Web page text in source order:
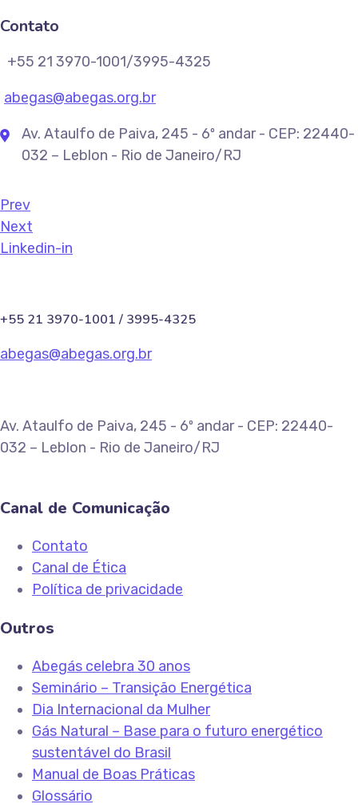
Contato
+55 21 3970-1001/3995-4325
abegas@abegas.org.br
Av. Ataulfo de Paiva, 245 - 6º andar - CEP: 22440-
032 – Leblon - Rio de Janeiro/RJ
Prev
Next
Linkedin-in
+55 21 3970-1001 / 3995-4325
abegas@abegas.org.br
Av. Ataulfo de Paiva, 245 - 6º andar - CEP: 22440-
032 – Leblon - Rio de Janeiro/RJ
Canal de Comunicação
Contato
Canal de Ética
Política de privacidade
Outros
Abegás celebra 30 anos
Seminário – Transição Energética
Dia Internacional da Mulher
Gás Natural – Base para o futuro energético
sustentável do Brasil
Manual de Boas Práticas
Glossário